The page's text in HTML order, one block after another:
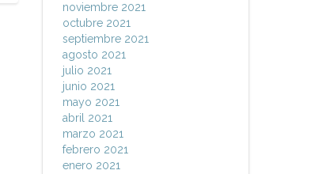
noviembre 2021
octubre 2021
septiembre 2021
agosto 2021
julio 2021
junio 2021
mayo 2021
abril 2021
marzo 2021
febrero 2021
enero 2021